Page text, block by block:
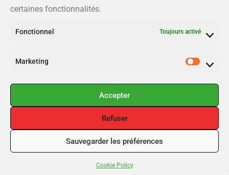
certaines fonctionnalités.
Fonctionnel Toujours activé
Marketing
Accepter
Refuser
Sauvegarder les préférences
Cookie Policy
Courriel
Copyright 2025 © Annonce Estrieplus.com . Tous droits réservés.